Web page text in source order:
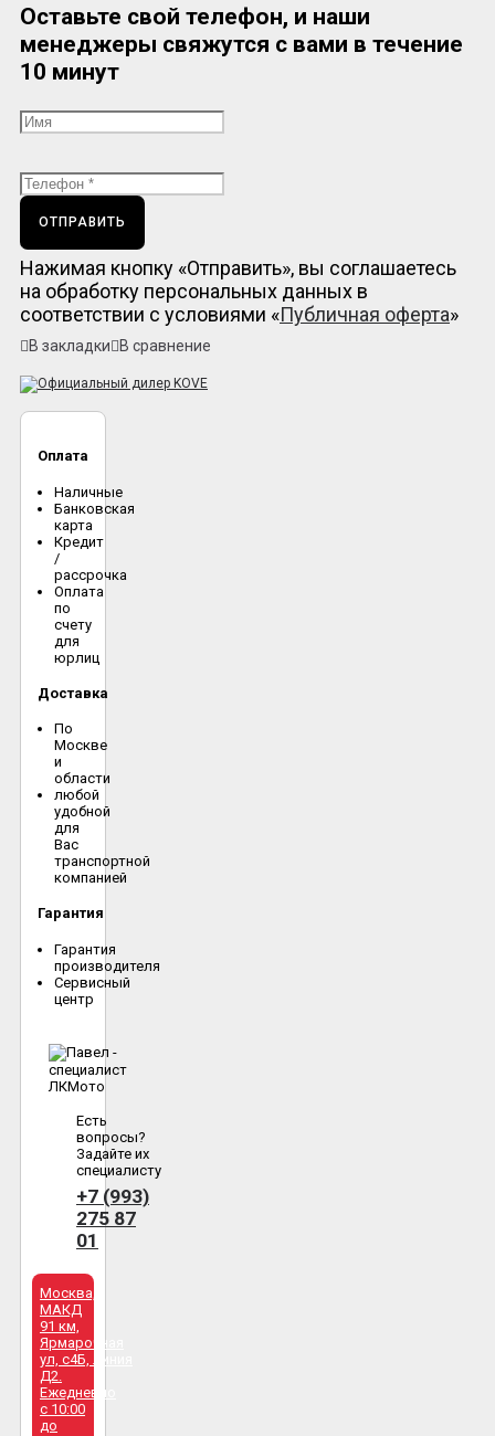
Оставьте свой телефон, и наши
менеджеры свяжутся с вами в течение
10 минут
ОТПРАВИТЬ
Нажимая кнопку «Отправить», вы соглашаетесь
на обработку персональных данных в
соответствии с условиями «Публичная оферта»
В закладки В сравнение
Оплата
Наличные
Банковская
карта
Кредит
/
рассрочка
Оплата
по
счету
для
юрлиц
Доставка
По
Москве
и
области
любой
удобной
для
Вас
транспортной
компанией
Гарантия
Гарантия
производителя
Сервисный
центр
Есть
вопросы?
Задайте их
специалисту
+7 (993)
275 87
01
Москва,
МАКД
91 км,
Ярмарочная
ул, с4Б, линия
Д2.
Ежедневно
с 10:00
до